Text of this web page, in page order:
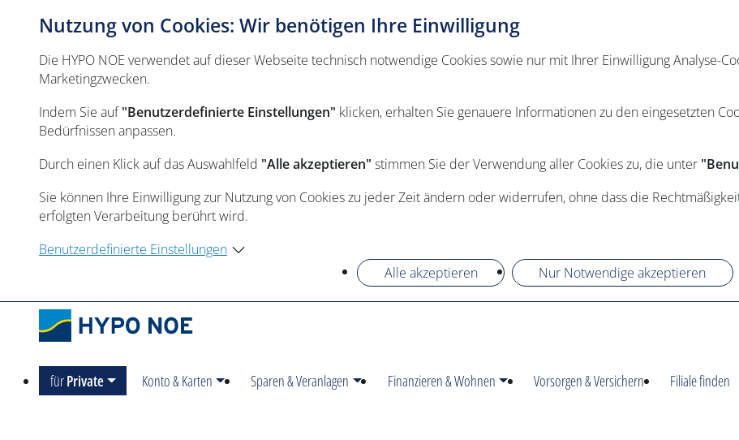
Nutzung von Cookies: Wir benötigen Ihre Einwilligung
Die HYPO NOE verwendet auf dieser Webseite technisch notwendige Cookies sowie nur mit Ihrer Einwilligung Analyse-
Marketingzwecken.
Indem Sie auf"Benutzerdefinierte Einstellungen" klicken, erhalten Sie genauere Informationen zu den eingesetzten
Bedürfnissen anpassen.
Durch einen Klick auf das Auswahlfeld "Alle akzeptieren" stimmen Sie der Verwendung aller Cookies zu, die unter
Sie können Ihre Einwilligung zur Nutzung von Cookies zu jeder Zeit ändern oder widerrufen, ohne dass die
erfolgten Verarbeitung berührt wird.
Benutzerdefinierte Einstellungen
Alle akzeptieren
Nur Notwendige akzeptieren
fürPrivate Konto & Karten Sparen & Veranlagen Finanzieren & Wohnen Vorsorgen & Versichern Filiale finden